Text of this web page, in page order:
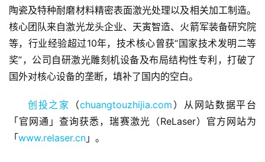
首
页
融
道
陶瓷及特种耐磨材料精密表面激光处理以及相关加工制造。
核心团队来自激光龙头企业、天寅智造、火箭军装备研究院
等，行业经验超过10年，技术核心曾获“国家技术发明二等
奖”，公司自研激光雕刻机设备及布局结构性专利，打破了
国外对核心设备的垄断，填补了国内的空白。
创投之家 （chuangtouzhijia.com ）从网站数据平台
「官网通」查询获悉，瑞赛激光（ReLaser）官方网站为
「www.relaser.cn 」。